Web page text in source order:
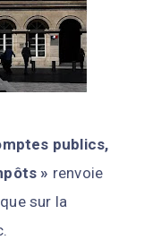
publics,
» renvoie
sur la